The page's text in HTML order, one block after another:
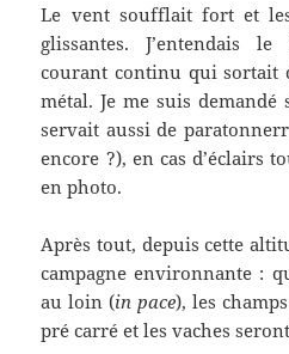
Le vent soufflait fort et
glissantes. J’entendais
courant continu qui sortait
métal. Je me suis
servait aussi de
encore ?), en cas d’éclairs
en photo.
Après tout, depuis cette
campagne environnante :
au loin (in pace), les
pré carré et les vaches